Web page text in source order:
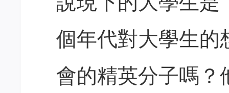
個年代對大學生的
會的精英分子嗎？